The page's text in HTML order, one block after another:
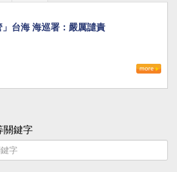
台海 海巡署：嚴厲譴責
關鍵字